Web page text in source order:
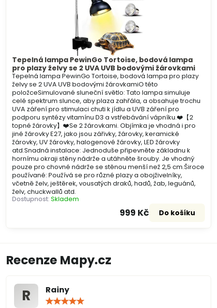
Tepelná lampa PewinGo Tortoise, bodová lampa
pro plazy želvy se 2 UVA UVB bodovými žárovkami
Tepelná lampa PewinGo Tortoise, bodová lampa pro plazy
želvy se 2 UVA UVB bodovými žárovkamiO této
položceSimulované sluneční světlo: Tato lampa simuluje
celé spektrum slunce, aby plaza zahřála, a obsahuje trochu
UVA záření pro stimulaci chuti k jídlu a UVB záření pro
podporu syntézy vitamínu D3 a vstřebávání vápníku.❤️【2
topné žárovky】❤️Se 2 žárovkami. Objímka je vhodná i pro
jiné žárovky E27, jako jsou zářivky, žárovky, keramické
žárovky, UV žárovky, halogenové žárovky, LED žárovky
atd.Snadná instalace: Jednoduše připevněte základnu k
hornímu okraji stěny nádrže a utáhněte šrouby. Je vhodný
pouze pro chovné nádrže se stěnou menší než 2,5 cm.Široce
používané: Používá se pro různé plazy a obojživelníky,
včetně želv, ještěrek, vousatých draků, hadů, žab, leguánů,
želv, chuckwallů atd.
Dostupnost: Skladem
999 Kč Do košíku
Recenze Mapy.cz
R Rainy